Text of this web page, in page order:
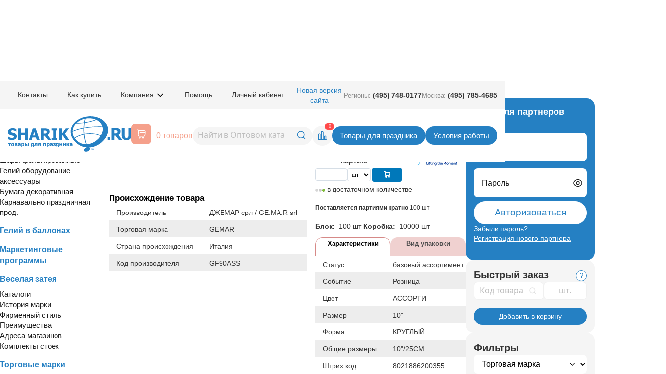
Контакты Как купить Компания Помощь Личный кабинет
Новая версия
сайта
Регионы: (495) 748-0177Москва: (495) 785-4685
0 товаров
0
Товары для праздника Условия работы
Расширенный поиск
Шары латексные
Гелий оборудование
аксессуары
Бумага декоративная
Карнавально праздничная
прод.
Гелий в баллонах
Маркетинговые
программы
Веселая затея
Каталоги
История марки
Фирменный стиль
Преимущества
Адреса магазинов
Комплекты стоек
Торговые марки
1101-0002 Вернуться в раздел Ассорти из круглых шаров
Происхождение товара
Производитель ДЖЕМАР срл / GE.MA.R srl
Торговая марка GEMAR
Страна происхождения Италия
Код производителя GF90ASS
5,86руб. за шт
партию
в достаточном количестве
Поставляется партиями кратно 100 шт
Блок: 100 шт Коробка: 10000 шт
Характеристики Вид упаковки
Статус базовый ассортимент
Событие Розница
Цвет АССОРТИ
Размер 10"
Форма КРУГЛЫЙ
Общие размеры 10"/25СМ
Штрих код 8021886200355
Вход для партнеров
Логин
Пароль
Авторизоваться
Забыли пароль?
Регистрация нового партнера
Быстрый заказ ?
Код товара
Добавить в корзину
Фильтры